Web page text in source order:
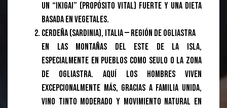
un “ikigai” (propósito vital) fuerte y una dieta
basada en vegetales.
Cerdeña (Sardinia), Italia — Región de Ogliastra
En las montañas del este de la isla,
especialmente en pueblos como Seulo o la zona
de Ogliastra. Aquí los hombres viven
excepcionalmente más, gracias a familia unida,
vino tinto moderado y movimiento natural en